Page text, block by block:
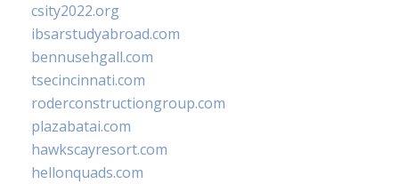
csity2022.org
ibsarstudyabroad.com
bennusehgall.com
tsecincinnati.com
roderconstructiongroup.com
plazabatai.com
hawkscayresort.com
hellonquads.com